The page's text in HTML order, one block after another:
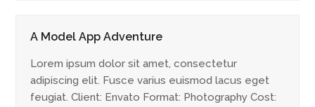
A Model App Adventure
Lorem ipsum dolor sit amet, consectetur
adipiscing elit. Fusce varius euismod lacus eget
feugiat. Client: Envato Format: Photography Cost: